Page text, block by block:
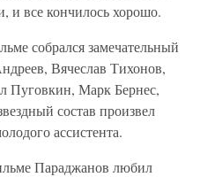
и все кончилось хорошо.
собрался замечательный
Вячеслав Тихонов,
Пуговкин, Марк Бернес,
состав произвел
ассистента.
Параджанов любил